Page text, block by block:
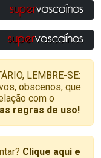
LEMBRE-SE:
obscenos, que
com o
regras de uso!
Clique aqui e